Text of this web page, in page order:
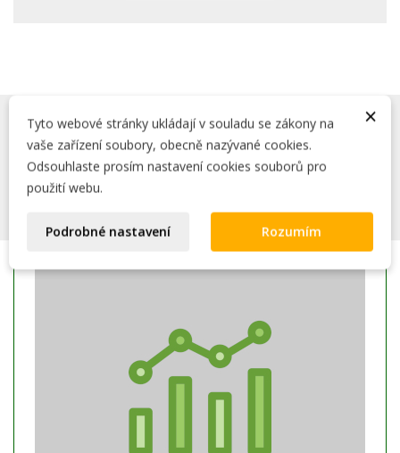
ROZŠÍŘENÍ
×
Tyto webové stránky ukládají v souladu se zákony na
vaše zařízení soubory, obecně nazývané cookies.
Odsouhlaste prosím nastavení cookies souborů pro
použití webu.
Podrobné nastavení Rozumím